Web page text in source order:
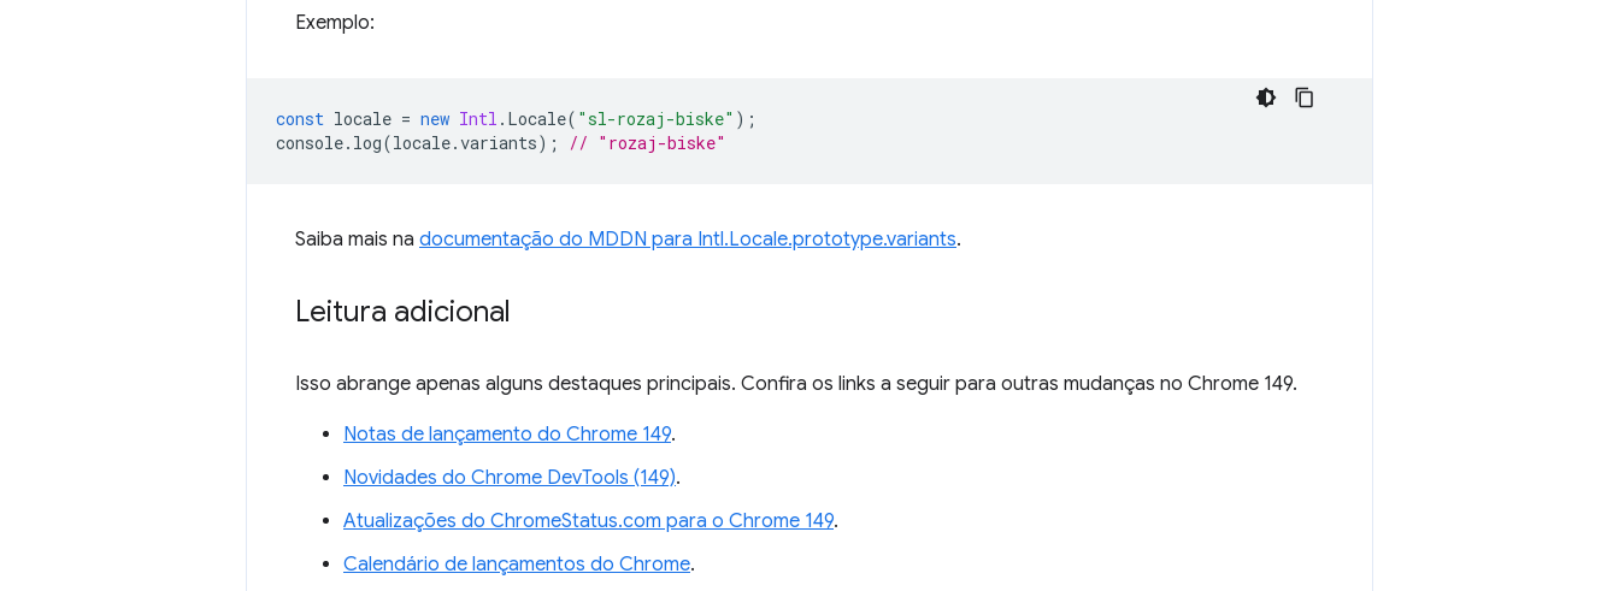
Exemplo:
const locale = new Intl . Locale( "sl-rozaj-biske" );
console. log(locale.variants); // "rozaj-biske"
Saiba mais na documentação do MDDN para Intl.Locale.prototype.variants.
Leitura adicional
Isso abrange apenas alguns destaques principais. Confira os links a seguir para outras mudanças no Chrome 149.
Notas de lançamento do Chrome 149.
Novidades do Chrome DevTools (149).
Atualizações do ChromeStatus.com para o Chrome 149.
Calendário de lançamentos do Chrome.